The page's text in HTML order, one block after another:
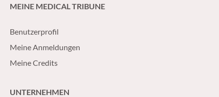
MEINE MEDICAL TRIBUNE
Benutzerprofil
Meine Anmeldungen
Meine Credits
UNTERNEHMEN